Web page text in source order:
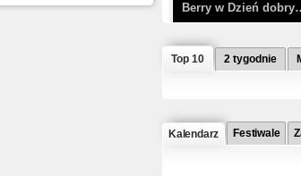
Berry w Dzień
Top 10 2 tygodnie
Kalendarz Festiwale